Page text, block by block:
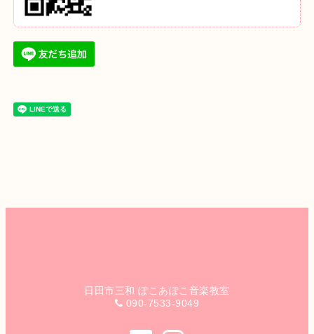
日田市三和 ぽこあぽこ音楽教室
090-7533-9049